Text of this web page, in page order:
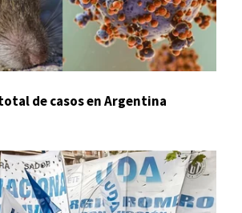
de casos en Argentina